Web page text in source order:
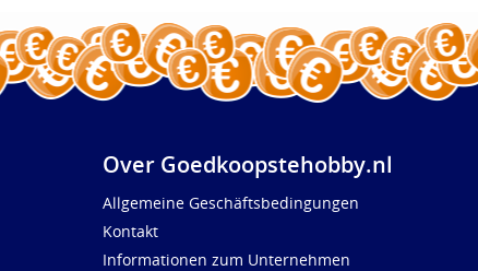
Over Goedkoopstehobby.nl
Allgemeine Geschäftsbedingungen
Kontakt
Informationen zum Unternehmen